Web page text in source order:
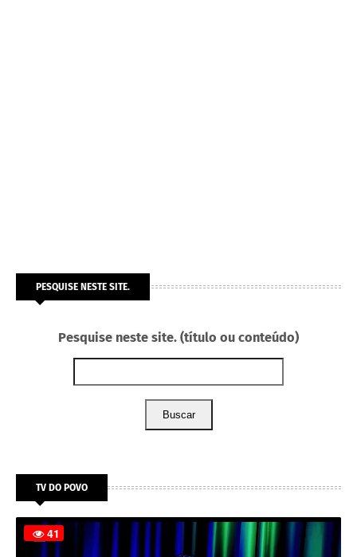
PESQUISE NESTE SITE.
Pesquise neste site. (título ou conteúdo)
Buscar
TV DO POVO